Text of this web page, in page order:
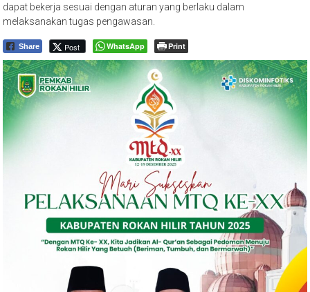
dapat bekerja sesuai dengan aturan yang berlaku dalam
melaksanakan tugas pengawasan.
Share Post WhatsApp Print